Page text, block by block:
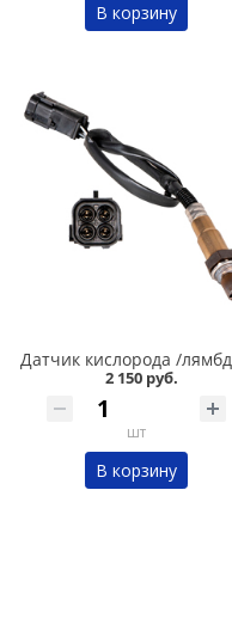
В корзину
2 150 руб.
шт
В корзину